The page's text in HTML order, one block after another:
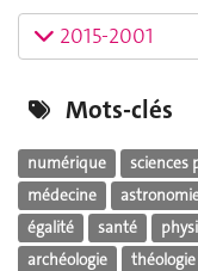
2015-2001
Mots-clés
numérique sciences
médecine
égalité
santé
archéologie
théologie